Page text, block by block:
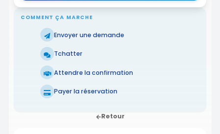
COMMENT ÇA MARCHE
Envoyer une demande
Tchatter
Attendre la confirmation
Payer la réservation
Retour